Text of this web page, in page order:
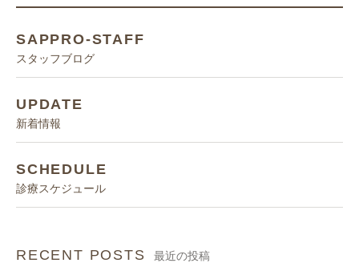
SAPPRO-STAFF
スタッフブログ
UPDATE
新着情報
SCHEDULE
診療スケジュール
RECENT POSTS 最近の投稿